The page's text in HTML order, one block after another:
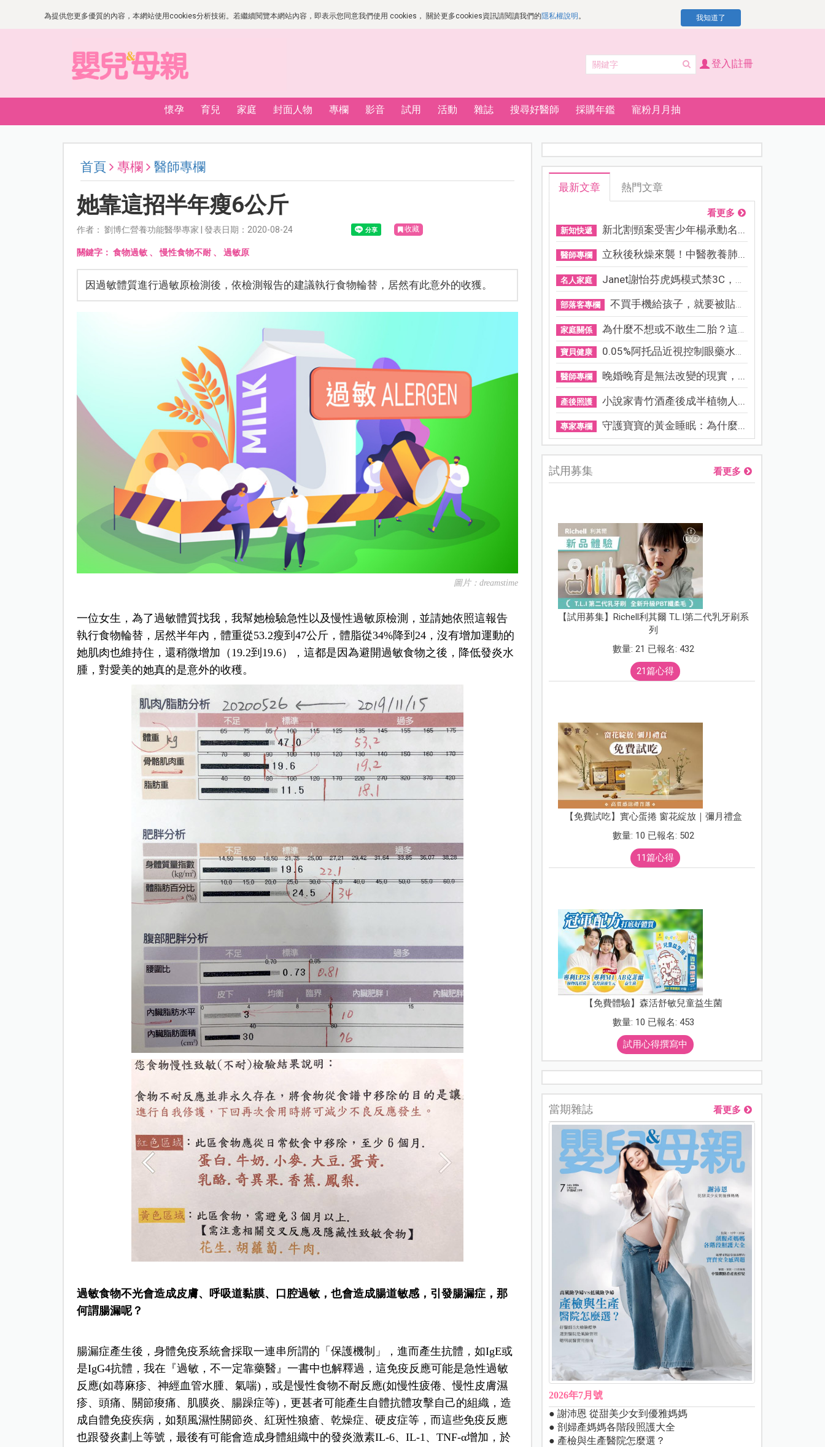
為提供您更多優質的內容，本網站使用cookies分析技術。若繼續閱覽本網站內容，即表示您同意我們使用 cookies， 關於更多cookies資訊請閱讀我們的隱私權說明 。 我知道了
登入|註冊
懷孕 育兒 家庭 封面人物 專欄 影音 試用 活動 雜誌 搜尋好醫師 採購年鑑 寵粉月月抽
首頁 專欄 醫師專欄
她靠這招半年瘦6公斤
作者： 劉博仁營養功能醫學專家 | 發表日期：2020-08-24 收藏
關鍵字： 食物過敏、慢性食物不耐、 過敏原
因過敏體質進行過敏原檢測後，依檢測報告的建議執行食物輪替，居然有此意外的收獲。
圖片：dreamstime
一位女生，為了過敏體質找我，我幫她檢驗急性以及慢性過敏原檢測，並請她依照這報告
執行食物輪替，居然半年內，體重從53.2瘦到47公斤，體脂從34%降到24，沒有增加運動的
她肌肉也維持住，還稍微增加（19.2到19.6），這都是因為避開過敏食物之後，降低發炎水
腫，對愛美的她真的是意外的收穫。
過敏食物不光會造成皮膚、呼吸道黏膜、口腔過敏，也會造成腸道敏感，引發腸漏症，那
何謂腸漏呢？
腸漏症產生後，身體免疫系統會採取一連串所謂的「保護機制」，進而產生抗體，如IgE或
是IgG4抗體，我在『過敏，不一定靠藥醫』一書中也解釋過，這免疫反應可能是急性過敏
反應(如蕁麻疹、神經血管水腫、氣喘)，或是慢性食物不耐反應(如慢性疲倦、慢性皮膚濕
疹、頭痛、關節痠痛、肌膜炎、腸躁症等)，更甚者可能產生自體抗體攻擊自己的組織，造
成自體免疫疾病，如類風濕性關節炎、紅斑性狼瘡、乾燥症、硬皮症等，而這些免疫反應
也跟發炎劃上等號，最後有可能會造成身體組織中的發炎激素IL-6、IL-1、TNF-α增加，於
最新文章 熱門文章
看更多
新知快遞 新北割頸案受害少年楊承勳名...
醫師專欄 立秋後秋燥來襲！中醫教養肺...
名人家庭 Janet謝怡芬虎媽模式禁3C，看...
部落客專欄 不買手機給孩子，就要被貼「...
家庭關係 為什麼不想或不敢生二胎？這8...
寶貝健康 0.05%阿托品近視控制眼藥水納...
醫師專欄 晚婚晚育是無法改變的現實，...
產後照護 小說家青竹酒產後成半植物人...
專家專欄 守護寶寶的黃金睡眠：為什麼...
試用募集 看更多
【試用募集】Richell利其爾 T.L.I第二代乳牙刷系
列
數量: 21 已報名: 432
21篇心得
【免費試吃】實心蛋捲 窗花綻放｜彌月禮盒
數量: 10 已報名: 502
11篇心得
【免費體驗】森活舒敏兒童益生菌
數量: 10 已報名: 453
試用心得撰寫中
當期雜誌 看更多
2026年7月號
● 謝沛恩 從甜美少女到優雅媽媽
● 剖婦產媽媽各階段照護大全
● 產檢與生產醫院怎麼選？